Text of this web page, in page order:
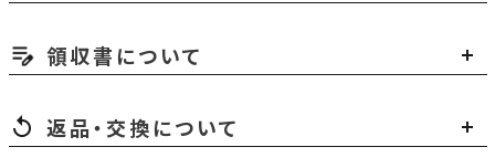
領収書について
返品・交換について